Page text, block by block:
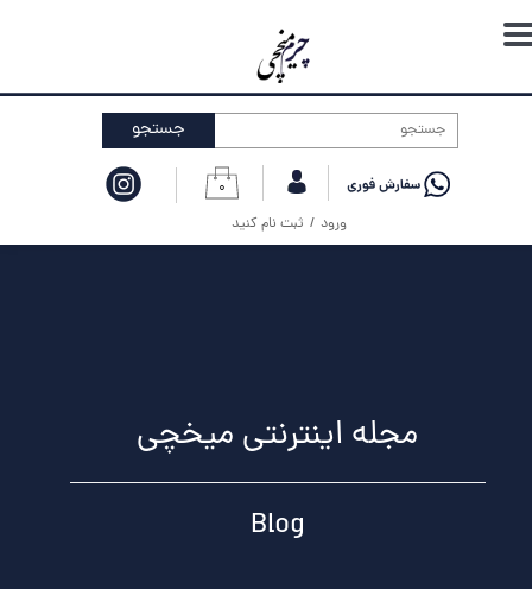
۰
ورود / ثبت نام کنید
حساب کاربری من
تغییر گذر واژه
خروج از حساب کاربری
جستجو
مجله اینترنتی میخچی
Blog